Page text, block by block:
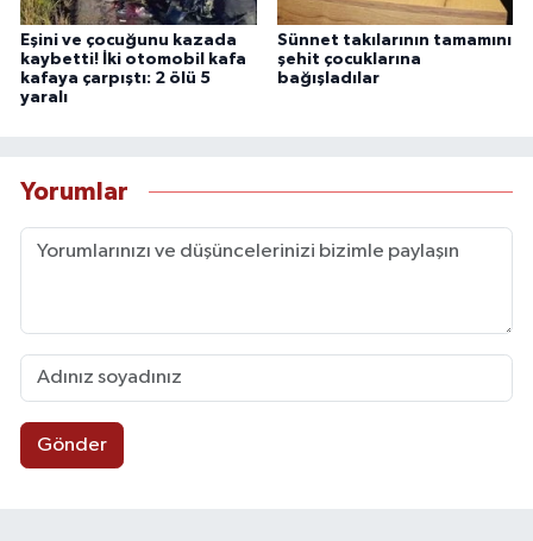
Eşini ve çocuğunu kazada
kaybetti! İki otomobil kafa
kafaya çarpıştı: 2 ölü 5
yaralı
Sünnet takılarının tamamını
şehit çocuklarına
bağışladılar
Yorumlar
Gönder